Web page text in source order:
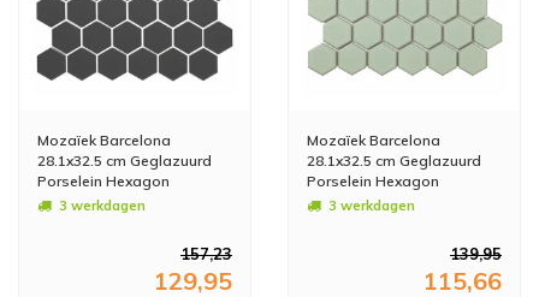
Mozaïek Barcelona
28.1x32.5 cm Geglazuurd
Porselein Hexagon
Glanzend Donker Grijs (Prijs
3 werkdagen
157,23
129,95
Mozaïek Barcelona
28.1x32.5 cm Geglazuurd
Porselein Hexagon
Glanzend Licht Groen Met
3 werkdagen
139,95
115,66